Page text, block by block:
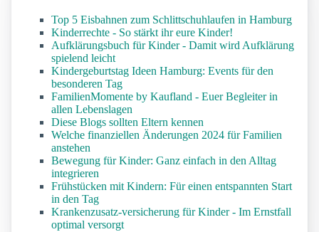
Top 5 Eisbahnen zum Schlittschuhlaufen in Hamburg
Kinderrechte - So stärkt ihr eure Kinder!
Aufklärungsbuch für Kinder - Damit wird Aufklärung
spielend leicht
Kindergeburtstag Ideen Hamburg: Events für den
besonderen Tag
FamilienMomente by Kaufland - Euer Begleiter in
allen Lebenslagen
Diese Blogs sollten Eltern kennen
Welche finanziellen Änderungen 2024 für Familien
anstehen
Bewegung für Kinder: Ganz einfach in den Alltag
integrieren
Frühstücken mit Kindern: Für einen entspannten Start
in den Tag
Krankenzusatz-versicherung für Kinder - Im Ernstfall
optimal versorgt